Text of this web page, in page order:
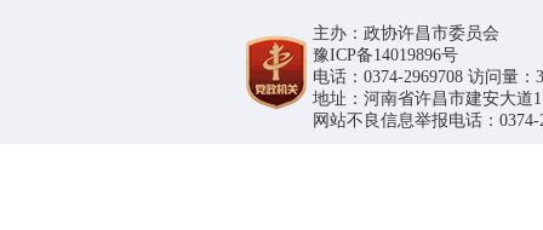
主办：政协许昌市委员会
豫ICP备14019896号
电话：0374-2969708 访问量：
地址：河南省许昌市建安大道
网站不良信息举报电话：